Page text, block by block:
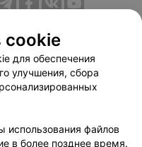
Публичный договор
Способы оплаты
103.by
cookie
cookie
для обеспечения
улучшения, сбора
файлов
в более позднее время.